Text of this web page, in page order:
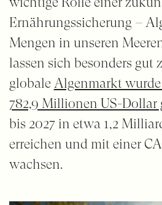
Ernährungssicherung –
Mengen in unseren
lassen sich besonders gut
globale Algenmarkt
782,9 Millionen US-Dollar
bis 2027 in etwa 1,2
erreichen und mit einer
wachsen.